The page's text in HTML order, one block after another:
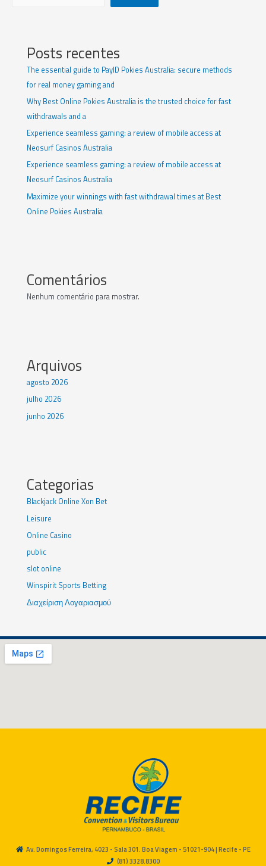
Posts recentes
The essential guide to PayID Pokies Australia: secure methods
for real money gaming and
Why Best Online Pokies Australia is the trusted choice for fast
withdrawals and a
Experience seamless gaming: a review of mobile access at
Neosurf Casinos Australia
Experience seamless gaming: a review of mobile access at
Neosurf Casinos Australia
Maximize your winnings with fast withdrawal times at Best
Online Pokies Australia
Comentários
Nenhum comentário para mostrar.
Arquivos
agosto 2026
julho 2026
junho 2026
Categorias
Blackjack Online Xon Bet
Leisure
Online Casino
public
slot online
Winspirit Sports Betting
Διαχείριση Λογαριασμού
Av. Domingos Ferreira, 4023 - Sala 301. Boa Viagem - 51021-904 | Recife - PE
(81) 3328.8300